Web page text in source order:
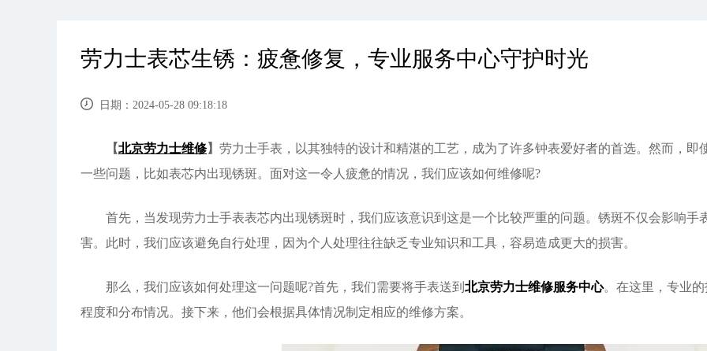
劳力士表芯生锈：疲惫修复，专业服务中心守护时光
日期：2024-05-28 09:18:18
【北京劳力士维修】 劳力士手表，以其独特的设计和精湛的工艺，成为了许多钟表爱好者的首选。然而，
一些问题，比如表芯内出现锈斑。面对这一令人疲惫的情况，我们应该如何维修呢?
首先，当发现劳力士手表表芯内出现锈斑时，我们应该意识到这是一个比较严重的问题。锈斑不仅会影响手
害。此时，我们应该避免自行处理，因为个人处理往往缺乏专业知识和工具，容易造成更大的损害。
那么，我们应该如何处理这一问题呢?首先，我们需要将手表送到 北京劳力士维修服务中心。在这里，专业
程度和分布情况。接下来，他们会根据具体情况制定相应的维修方案。